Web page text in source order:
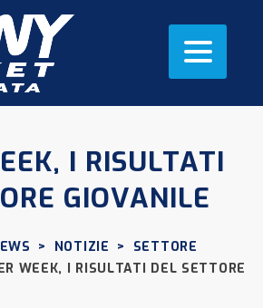
I RISULTATI
GIOVANILE
> NOTIZIE >
SETTORE
WEEK, I RISULTATI DEL SETTORE